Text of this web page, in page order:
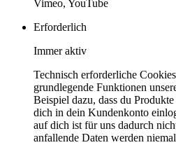
Vimeo, YouTube
Erforderlich
Immer aktiv
Technisch erforderliche
grundlegende Funktionen
Beispiel dazu, dass du
dich in dein Kundenkonto
auf dich ist für uns dadurch
anfallende Daten werden